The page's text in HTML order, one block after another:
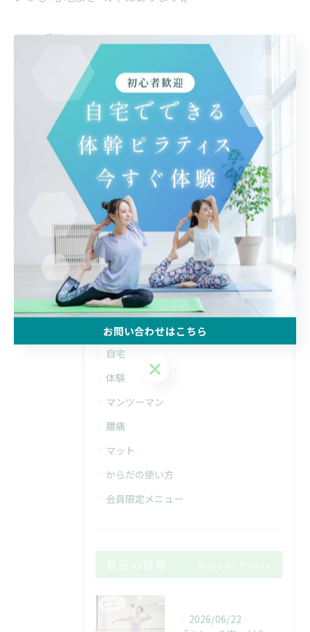
#体の手当て
#やさしいセルフケア
#頑張らない習慣
#心地よい暮らし
#整える時間
< 前のページ 一覧に戻る 次のページ >
カテゴリー Categories
全てのカテゴリー
自宅
体験
マンツーマン
腰痛
マット
からだの使い方
会員限定メニュー
最近の投稿 Recent Posts
2026/06/22
お問い合わせはこちら
お問い合わせはこちら